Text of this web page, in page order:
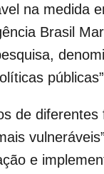
na medida
Brasil
de diferentes
e